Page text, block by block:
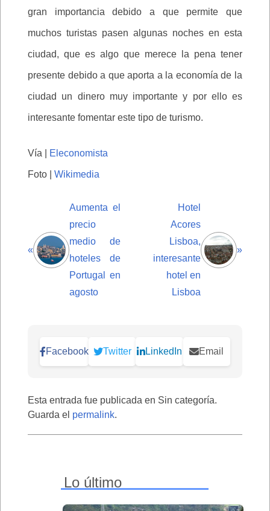
gran importancia debido a que permite que
muchos turistas pasen algunas noches en esta
ciudad, que es algo que merece la pena tener
presente debido a que aporta a la economía de la
ciudad un dinero muy importante y por ello es
interesante fomentar este tipo de turismo.
Vía | Eleconomista
Foto | Wikimedia
«
Aumenta el
precio
medio de
hoteles de
Portugal en
agosto
Hotel
Acores
Lisboa,
interesante
hotel en
Lisboa
»
Facebook Twitter LinkedIn Email
Esta entrada fue publicada en Sin categoría.
Guarda el permalink.
Lo último